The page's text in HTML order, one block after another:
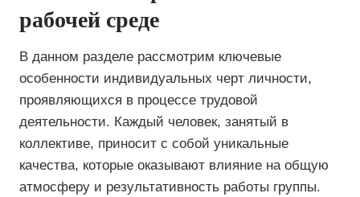
рабочей среде
В данном разделе рассмотрим ключевые
особенности индивидуальных черт личности,
проявляющихся в процессе трудовой
деятельности. Каждый человек, занятый в
коллективе, приносит с собой уникальные
качества, которые оказывают влияние на общую
атмосферу и результативность работы группы.